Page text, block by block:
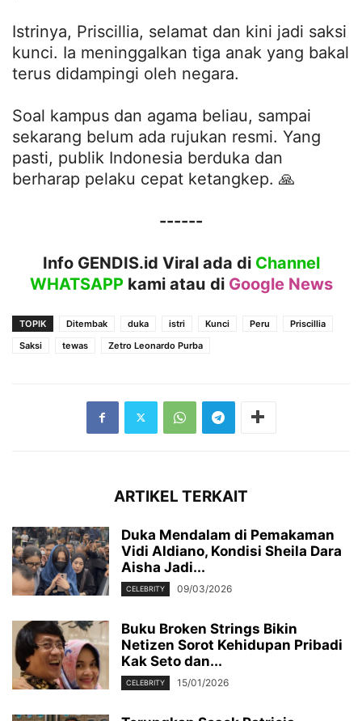
Istrinya, Priscillia, selamat dan kini jadi saksi
kunci. Ia meninggalkan tiga anak yang bakal
terus didampingi oleh negara.
Soal kampus dan agama beliau, sampai
sekarang belum ada rujukan resmi. Yang
pasti, publik Indonesia berduka dan
berharap pelaku cepat ketangkep. 🙏
------
Info GENDIS.id Viral ada di Channel
WHATSAPPkami atau di Google News
TOPIK Ditembak duka istri Kunci Peru
Priscillia
Saksi
tewas Zetro Leonardo Purba
ARTIKEL TERKAIT
Duka Mendalam di Pemakaman
Vidi Aldiano, Kondisi Sheila Dara
Aisha Jadi...
CELEBRITY 09/03/2026
Buku Broken Strings Bikin
Netizen Sorot Kehidupan Pribadi
Kak Seto dan...
CELEBRITY 15/01/2026